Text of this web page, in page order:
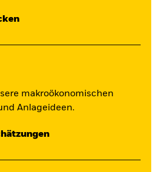
makroökonomischen
Anlageideen.